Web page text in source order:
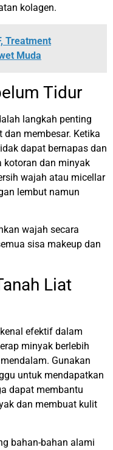
kolagen.
Treatment
Muda
Tidur
langkah penting
membesar. Ketika
dapat bernapas dan
kotoran dan minyak
wajah atau micellar
lembut namun
wajah secara
sisa makeup dan
Liat
efektif dalam
minyak berlebih
Gunakan
untuk mendapatkan
dapat membantu
dan membuat kulit
bahan-bahan alami